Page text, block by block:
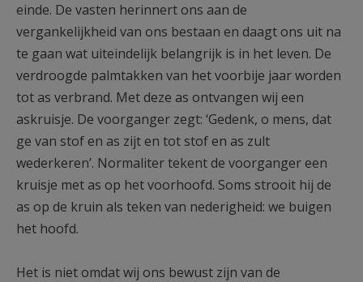
einde. De vasten herinnert ons aan de
vergankelijkheid van ons bestaan en daagt ons uit na
te gaan wat uiteindelijk belangrijk is in het leven. De
verdroogde palmtakken van het voorbije jaar worden
tot as verbrand. Met deze as ontvangen wij een
askruisje. De voorganger zegt: ‘Gedenk, o mens, dat
ge van stof en as zijt en tot stof en as zult
wederkeren’. Normaliter tekent de voorganger een
kruisje met as op het voorhoofd. Soms strooit hij de
as op de kruin als teken van nederigheid: we buigen
het hoofd.
Het is niet omdat wij ons bewust zijn van de